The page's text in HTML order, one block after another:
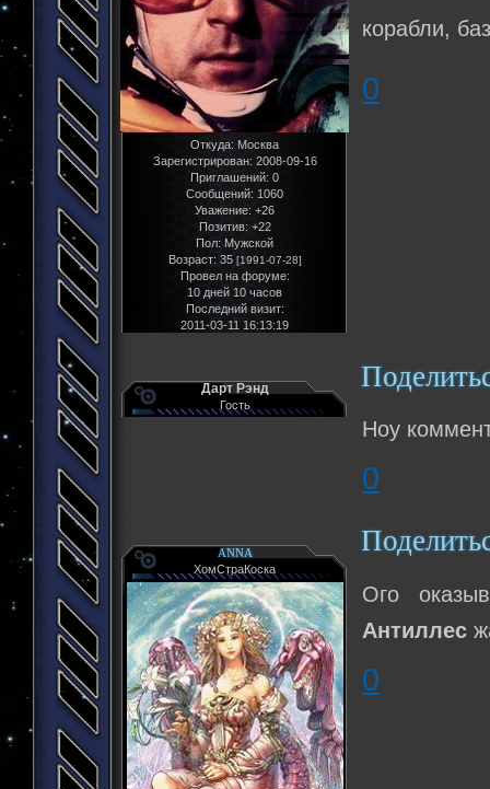
Откуда: Москва
Зарегистрирован: 2008-09-16
Приглашений: 0
Сообщений: 1060
Уважение: +26
Позитив: +22
Пол:Мужской
Возраст: 35 [1991-07-28]
Провел на форуме:
10 дней 10 часов
Последний визит:
2011-03-11 16:13:19
корабли,
0
Дарт Рэнд
Гость
Ноу
0
ANNA
ХомСтраКоска
Ого
Антиллес
0